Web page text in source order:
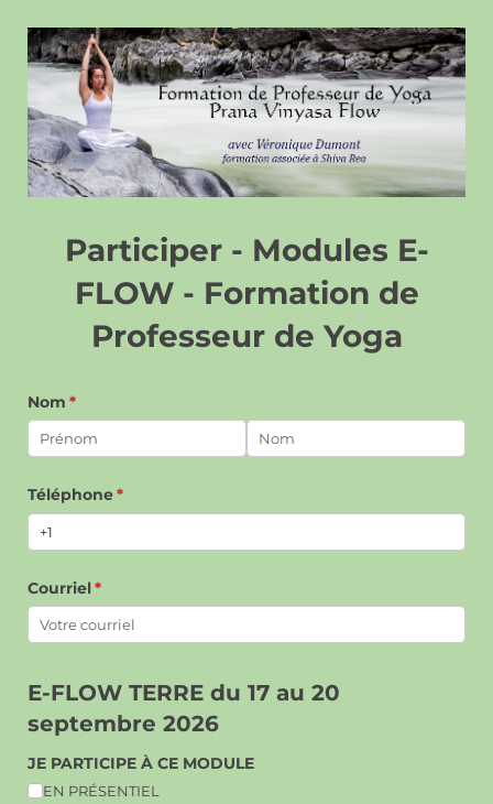
Participer - Modules E-
FLOW - Formation de
Professeur de Yoga
Nom *
(requis)
Téléphone*
(requis)
Courriel*
(requis)
E-FLOW TERRE du 17 au 20
septembre 2026
JE PARTICIPE À CE MODULE
EN PRÉSENTIEL